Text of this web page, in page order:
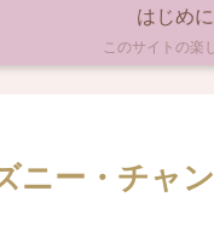
はじめに
このサイトの楽
ニー・チャ